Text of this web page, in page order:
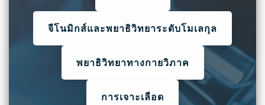
จีโนมิกส์และพยาธิวิทยาระดับโมเลกุล
พยาธิวิทยาทางกายวิภาค
การเจาะเลือด